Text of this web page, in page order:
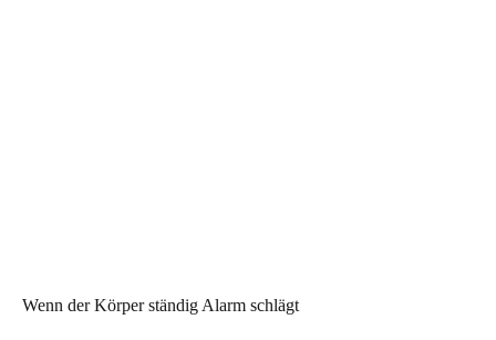
Wenn der Körper ständig Alarm schlägt